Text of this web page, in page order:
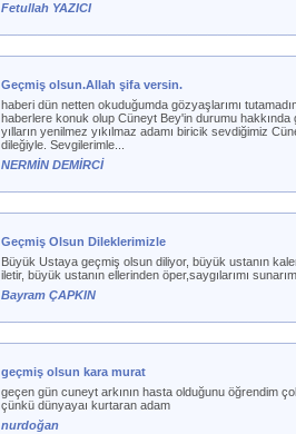
Fetullah YAZICI
Geçmiş olsun.Allah şifa versin.
haberi dün netten okuduğumda gözyaşlarımı
haberlere konuk olup Cüneyt Bey'in durumu
yılların yenilmez yıkılmaz adamı biricik sevdiğimiz
dileğiyle. Sevgilerimle...
NERMİN DEMİRCİ
Geçmiş Olsun Dileklerimizle
Büyük Ustaya geçmiş olsun diliyor, büyük ustanın
iletir, büyük ustanın ellerinden öper,saygılarımı
Bayram ÇAPKIN
geçmiş olsun kara murat
geçen gün cuneyt arkının hasta olduğunu öğrendim
çünkü dünyayaı kurtaran adam
nurdoğan